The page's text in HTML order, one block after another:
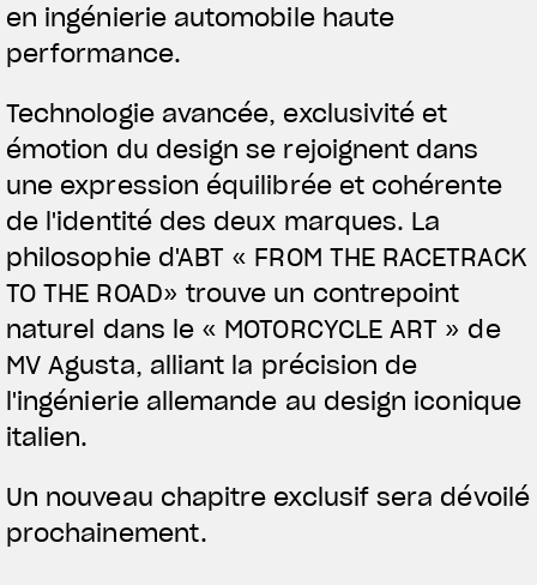
View now →
VÊTEMENTS
L'équipement du pilote
en ingénierie automobile haute
performance.
Technologie avancée, exclusivité et
émotion du design se rejoignent dans
une expression équilibrée et cohérente
de l'identité des deux marques. La
philosophie d'ABT « FROM THE RACETRACK
TO THE ROAD» trouve un contrepoint
naturel dans le « MOTORCYCLE ART » de
MV Agusta, alliant la précision de
l'ingénierie allemande au design iconique
italien.
Un nouveau chapitre exclusif sera dévoilé
prochainement.